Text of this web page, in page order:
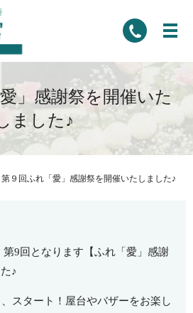
」感謝祭を開催いた
ました♪
第９回ふれ「愛」感謝祭を開催いたしました♪
第9回となります【ふれ「愛」感謝
♪
スタート！屋台やバザーをお楽し